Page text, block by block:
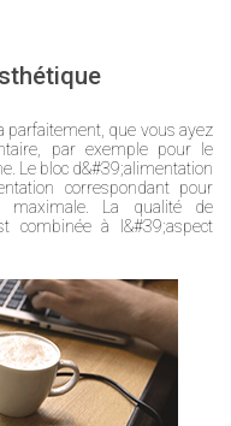
parfaitement, que vous ayez
par exemple pour le
Le bloc d&#39;alimentation
correspondant pour
maximale. La qualité de
combinée à l&#39;aspect